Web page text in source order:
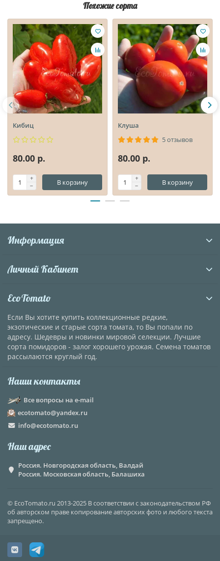
Похожие сорта
Кибиц
80.00 р.
В корзину
Клуша
5 отзывов
80.00 р.
В корзину
Информация
Личный Кабинет
EcoTomato
Если Вы хотите купить коллекционные редкие,
экзотические и старые сорта томата, то Вы попали по
адресу. Шедевры и новинки мировой селекции. Лучшие
сорта помидоров - залог хорошего урожая. Семена томатов
рассылаются круглый год.
Наши контакты
Все вопросы на e-mail
ecotomato@yandex.ru
info@ecotomato.ru
Наш адрес
Россия. Новгородская область, Валдай
Россия. Московская область, Балашиха
© EcoTomato.ru 2013-2025 В соответствии с законодательством РФ
об авторском праве копирование авторских фото и любого текста
запрещено.